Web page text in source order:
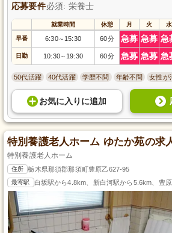
応募要件必須: 栄養士
就業時間 休憩 月 火 水
早番 6:30～ 15:30 60分 急募 急募 急
日勤 10:30～ 19:30 60分 急募 急募 急
50代活躍 40代活躍 学歴不問 年齢不問 女性が
お気に入り に追加
特別養護老人ホーム ゆたか苑の求
特別養護老人ホーム
住所 栃木県那須郡那須町豊原乙627-95
最寄駅 白坂駅から4.8km、新白河駅から5.6km、豊